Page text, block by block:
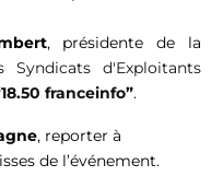
, présidente de la
Syndicats d'Exploitants
franceinfo”.
, reporter à
de l’événement.